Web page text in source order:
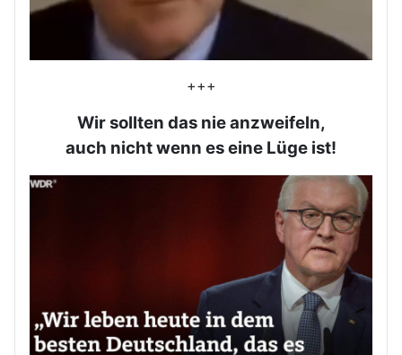
+++
Wir sollten das nie anzweifeln,
auch nicht wenn es eine Lüge ist!